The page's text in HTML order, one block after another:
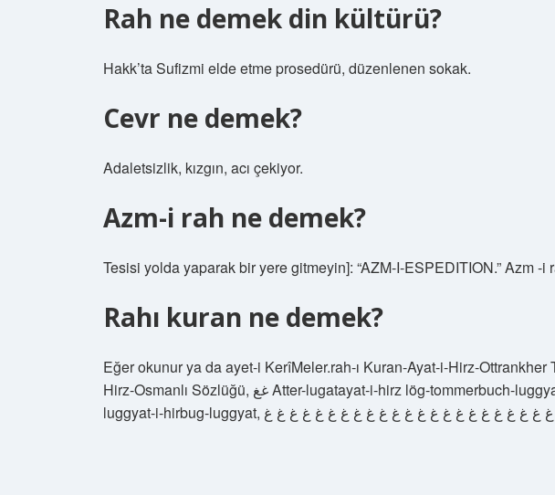
Rah ne demek din kültürü?
Hakk’ta Sufizmi elde etme prosedürü, düzenlenen sokak.
Cevr ne demek?
Adaletsizlik, kızgın, acı çekiyor.
Azm-i rah ne demek?
Tesisi yolda yaparak bir yere gitmeyin]: “AZM-I-ESPEDITION.” Azm -i
Rahı kuran ne demek?
Eğer okunur ya da ayet-i KerîMeler.rah-ı Kuran-Ayat-i-Hirz-
Hirz-Osmanlı Sözlüğü, غغ Atter-lugatayat-i-hirz lög-tommerbuch-luggyat-i-hirbug-luggyat-i-hirbug-